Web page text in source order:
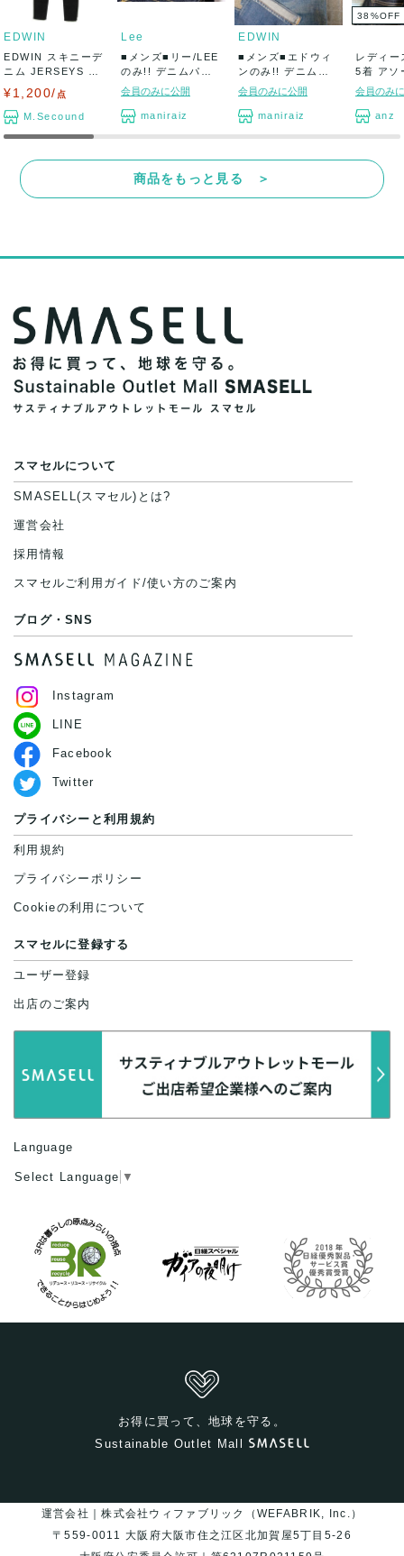
EDWIN
EDWIN スキニーデ
ニム JERSEYS ス
¥1,200/ 点
M.Secound
Lee
■メンズ■リー/LEE
のみ!! デニムパン
ツ5本セ...
会員のみに公開
maniraiz
EDWIN
■メンズ■エドウィ
ンのみ!! デニムパ
ンツ5本セッ...
会員のみに公開
maniraiz
38 %OFF
レディー
5着 アソ
れ 大量
会員のみ
anz
商品をもっと見る ＞
スマセルについて
SMASELL(スマセル)とは?
運営会社
採用情報
スマセルご利用ガイド/使い方のご案内
ブログ・SNS
Instagram
LINE
Facebook
Twitter
プライバシーと利用規約
利用規約
プライバシーポリシー
Cookieの利用について
スマセルに登録する
ユーザー登録
出店のご案内
Language
Select Language ▼
お得に買って、地球を守る。
Sustainable Outlet Mall
運営会社｜株式会社ウィファブリック（WEFABRIK, Inc.）
〒559-0011 大阪府大阪市住之江区北加賀屋5丁目5-26